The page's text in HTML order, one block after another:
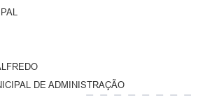
DE ADMINISTRAÇÃO